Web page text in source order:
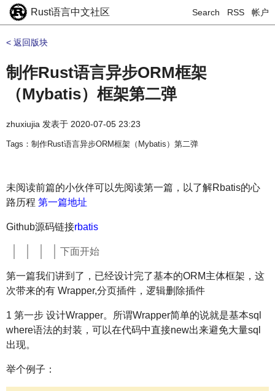
Rust语言中文社区 Search RSS 帐户
< 返回版块
制作Rust语言异步ORM框架
（Mybatis）框架第二弹
zhuxiujia 发表于 2020-07-05 23:23
Tags：制作Rust语言异步ORM框架（Mybatis）第二弹
未阅读前篇的小伙伴可以先阅读第一篇，以了解Rbatis的心
路历程 第一篇地址
Github源码链接rbatis
下面开始
第一篇我们讲到了，已经设计完了基本的ORM主体框架，这
次带来的有 Wrapper,分页插件，逻辑删除插件
1 第一步 设计Wrapper。所谓Wrapper简单的说就是基本sql
where语法的封装，可以在代码中直接new出来避免大量sql
出现。
举个例子：